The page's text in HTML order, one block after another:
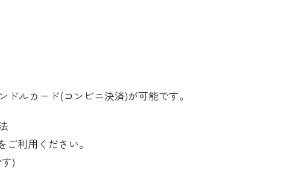
ルカード(コンビニ決済)が可能です。
利用ください。
)